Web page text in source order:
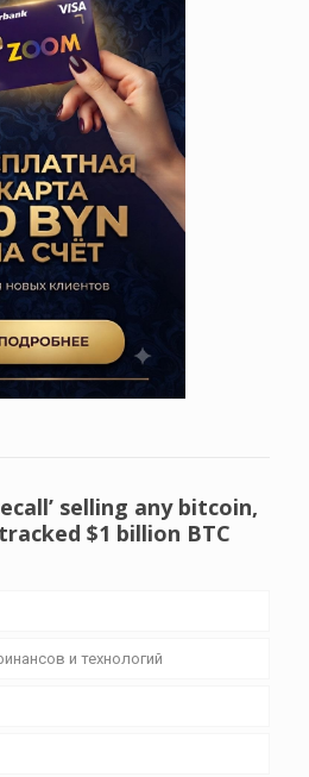
selling any bitcoin,
$1 billion BTC
и технологий